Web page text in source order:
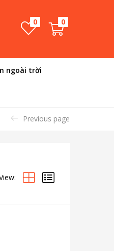
0 0
ngoài trời
Previous page